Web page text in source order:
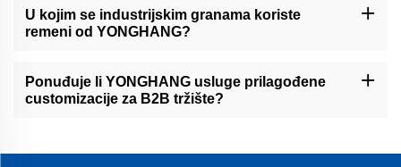
nudi 30% duži životni vijek te otpornost na oštranje, starenje i lom.
U kojim se industrijskim granama koriste
remeni od YONGHANG?
tiskarne i preciznog opreme u financijama.
Ponuđuje li YONGHANG usluge prilagođene
customizacije za B2B tržište?
pojasova.